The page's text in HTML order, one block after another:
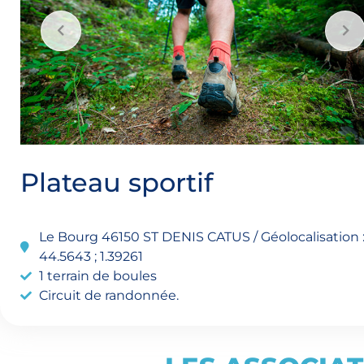
Plateau sportif
Le Bourg 46150 ST DENIS CATUS / Géolocalisation :
44.5643 ; 1.39261
1 terrain de boules
Circuit de randonnée.